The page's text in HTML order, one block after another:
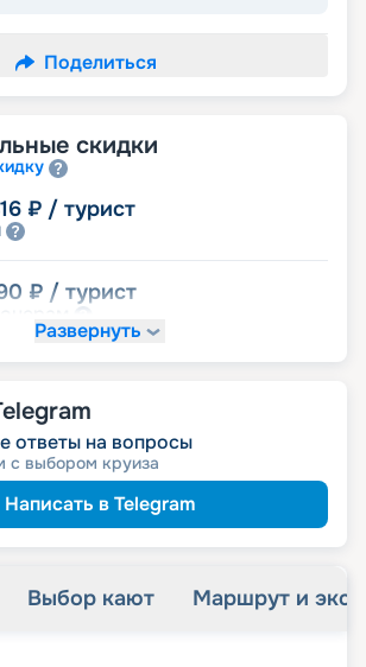
Поделиться
скидки
₽ / турист
₽ / турист
Развернуть
ответы на вопросы
с выбором круиза
Написать в Telegram
Выбор кают Маршрут и